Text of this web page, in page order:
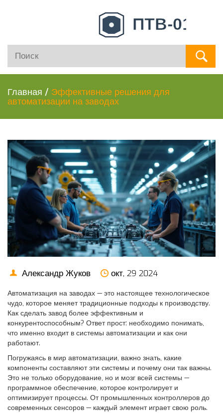
Главная / Эффективные решения для
автоматизации на заводах
Александр Жуков окт, 29 2024
Автоматизация на заводах — это настоящее технологическое
чудо, которое меняет традиционные подходы к производству.
Как сделать завод более эффективным и
конкурентоспособным? Ответ прост: необходимо понимать,
что именно входит в системы автоматизации и как они
работают.
Погружаясь в мир автоматизации, важно знать, какие
компоненты составляют эти системы и почему они так важны.
Это не только оборудование, но и мозг всей системы —
программное обеспечение, которое контролирует и
оптимизирует процессы. От промышленных контроллеров до
современных сенсоров — каждый элемент играет свою роль.